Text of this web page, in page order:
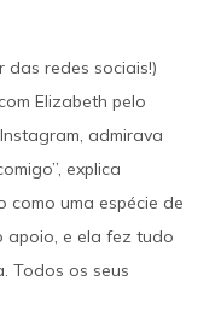
das redes sociais!)
Elizabeth pelo
admirava
explica
como uma espécie de
apoio, e ela fez tudo
Todos os seus